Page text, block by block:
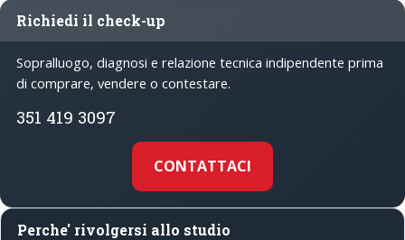
Richiedi il check-up
Sopralluogo, diagnosi e relazione tecnica indipendente prima
di comprare, vendere o contestare.
351 419 3097
CONTATTACI
Perche' rivolgersi allo studio